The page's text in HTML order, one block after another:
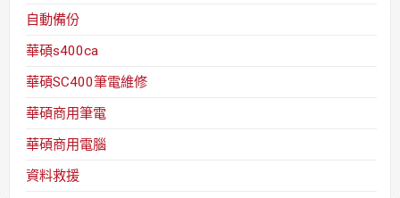
自動備份
華碩s400ca
華碩SC400筆電維修
華碩商用筆電
華碩商用電腦
資料救援